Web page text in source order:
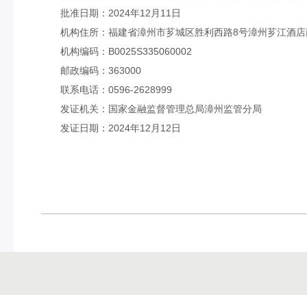
批准日期： 2024年12 月 11 日
机构住所： 福建省漳州市芗城区胜利西路8号漳州芗江酒
机构编码： B0025S335060002
邮政编码： 363000
联系电话： 0596-2628999
发证机关：国家金融监督管理总局漳州 监管分局
发证日期： 2024年12 月 12日